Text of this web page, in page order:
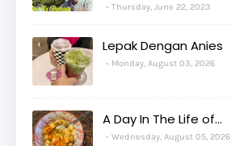
Thursday, June 22, 2023
Lepak Dengan Anies
Monday, August 03, 2026
A Day In The Life of...
Wednesday, August 05, 2026